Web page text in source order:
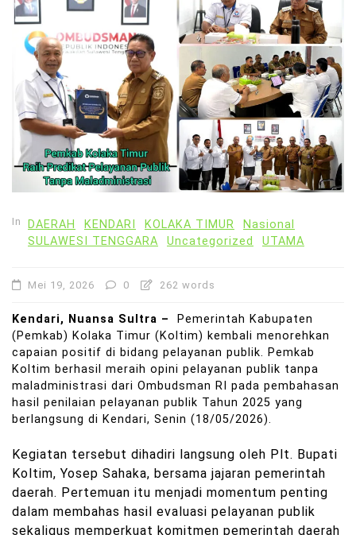
In DAERAH KENDARI KOLAKA TIMUR
Nasional
SULAWESI TENGGARA
Uncategorized UTAMA
Mei 19, 2026 0 262 words
Kendari, Nuansa Sultra –
Pemerintah Kabupaten
(Pemkab) Kolaka Timur (Koltim) kembali menorehkan
capaian positif di bidang pelayanan publik. Pemkab
Koltim berhasil meraih opini pelayanan publik tanpa
maladministrasi dari Ombudsman RI pada pembahasan
hasil penilaian pelayanan publik Tahun 2025 yang
berlangsung di Kendari, Senin (18/05/2026).
Kegiatan tersebut dihadiri langsung oleh Plt. Bupati
Koltim, Yosep Sahaka, bersama jajaran pemerintah
daerah. Pertemuan itu menjadi momentum penting
dalam membahas hasil evaluasi pelayanan publik
sekaligus memperkuat komitmen pemerintah daerah